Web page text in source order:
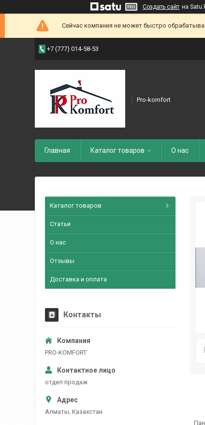
Создать сайт на
Сейчас компания не может быстро
+7 (777) 014-58-53
Pro-komfort
Главная Каталог товаров О нас
Каталог товаров
Статьи
О нас
Отзывы
Доставка и оплата
Контакты
PRO-KOMFORT
отдел продаж
Алматы, Казахстан